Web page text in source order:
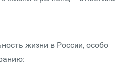
жизни в России, особо